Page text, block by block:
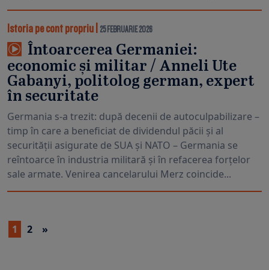
Istoria pe cont propriu 25 FEBRUARIE 2026
Întoarcerea Germaniei:
economic și militar / Anneli Ute
Gabanyi, politolog german, expert
în securitate
Germania s-a trezit: după decenii de autoculpabilizare –
timp în care a beneficiat de dividendul păcii și al
securității asigurate de SUA și NATO – Germania se
reîntoarce în industria militară și în refacerea forțelor
sale armate. Venirea cancelarului Merz coincide...
1 2 »